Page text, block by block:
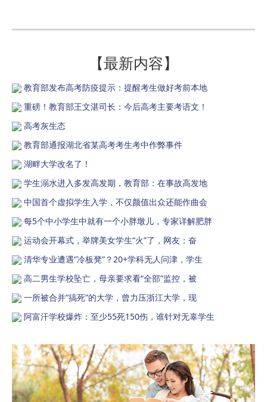
【最新内容】
教育部发布高考防疫提示：提醒考生做好考前本地
重磅！教育部王文湛司长：今后高考主要考语文！
高考灰生态
教育部通报湖北省某高考考生考中作弊事件
湖畔大学改名了！
学生溺水进入多发高发期，教育部：在事故高发地
中国首个虚拟学生入学，不仅颜值出众还能作曲会
每5个中小学生中就有一个小胖墩儿，专家详解肥胖
运动会开幕式，举牌美女学生“火”了，网友：奋
清华专业遭遇“冷板凳”？20+学科无人问津，学生
高二男生学校坠亡，母亲要求看“全部”监控，被
一所被合并“搞死”的大学，曾力压浙江大学，现
阿富汗学校爆炸：至少55死150伤，谁针对无辜学生